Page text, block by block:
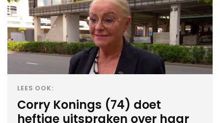
LEES OOK:
Corry Konings (74) doet
heftige uitspraken over haar